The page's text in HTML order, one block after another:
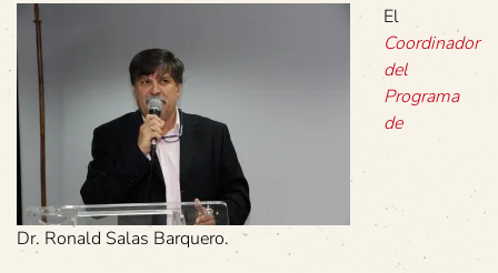
Dr. Ronald Salas Barquero.
El
Coordinador
del
Programa
de